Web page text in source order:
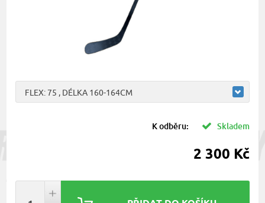
FLEX: 75 , DÉLKA 160-164CM
K odběru: Skladem
2 300 Kč